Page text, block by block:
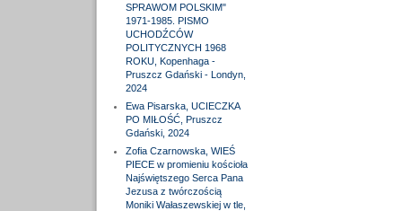
SPRAWOM POLSKIM"
1971-1985. PISMO
UCHODŹCÓW
POLITYCZNYCH 1968
ROKU, Kopenhaga -
Pruszcz Gdański - Londyn,
2024
Ewa Pisarska, UCIECZKA
PO MIŁOŚĆ, Pruszcz
Gdański, 2024
Zofia Czarnowska, WIEŚ
PIECE w promieniu kościoła
Najświętszego Serca Pana
Jezusa z twórczością
Moniki Wałaszewskiej w tle,